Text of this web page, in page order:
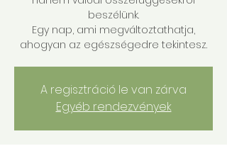
beszélünk.
Egy nap, ami megváltoztathatja,
ahogyan az egészségedre tekintesz.
A regisztráció le van zárva
Egyéb rendezvények